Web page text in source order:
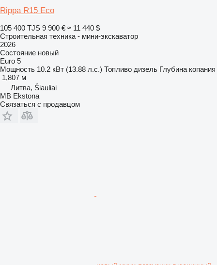
Rippa R15 Eco
105 400 TJS 9 900 € ≈ 11 440 $
Строительная техника - мини-экскаватор
2026
Состояние новый
Euro 5
Мощность 10.2 кВт (13.88 л.с.) Топливо дизель Глубина копания
1,807 м
Литва, Šiauliai
MB Ekstona
Связаться с продавцом